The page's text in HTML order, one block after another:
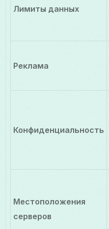
Лимиты данных
Реклама
Конфиденциальность
Местоположения
серверов